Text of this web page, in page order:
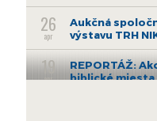
26
apr
Aukčná
výstavu TRH
19
apr
REPORTÁŽ:
biblické miesta